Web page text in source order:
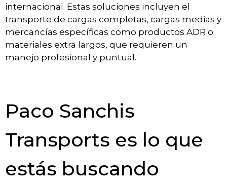
internacional. Estas soluciones incluyen el
transporte de cargas completas, cargas medias y
mercancías específicas como productos ADR o
materiales extra largos, que requieren un
manejo profesional y puntual.
Paco Sanchis
Transports es lo que
estás buscando